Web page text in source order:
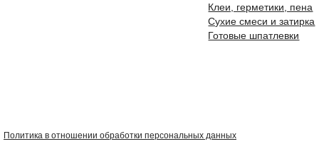
Клеи, герметики, пена
Сухие смеси и затирка
Готовые шпатлевки
Политика в отношении обработки персональных данных